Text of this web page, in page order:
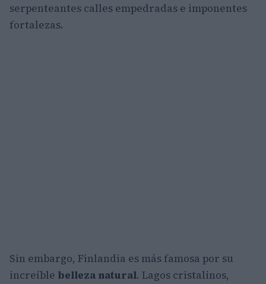
serpenteantes calles empedradas e imponentes
fortalezas.
Sin embargo, Finlandia es más famosa por su
increíble belleza natural. Lagos cristalinos,